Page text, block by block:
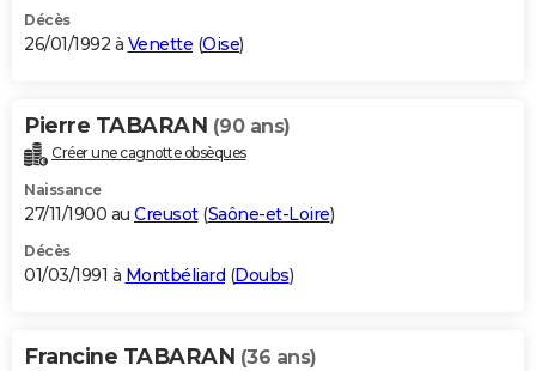
Décès
26/01/1992 à Venette (Oise)
Pierre TABARAN (90 ans)
Créer une cagnotte obsèques
Naissance
27/11/1900 au Creusot(Saône-et-Loire)
Décès
01/03/1991 à Montbéliard (Doubs)
Francine TABARAN (36 ans)